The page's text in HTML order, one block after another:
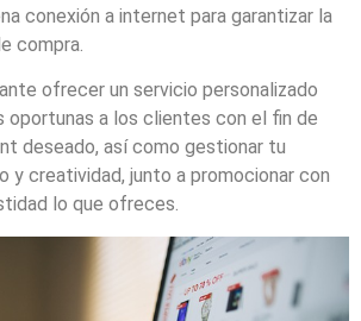
conexión a internet para garantizar la
compra.
ofrecer un servicio personalizado
oportunas a los clientes con el fin de
deseado, así como gestionar tu
y creatividad, junto a promocionar con
lo que ofreces.